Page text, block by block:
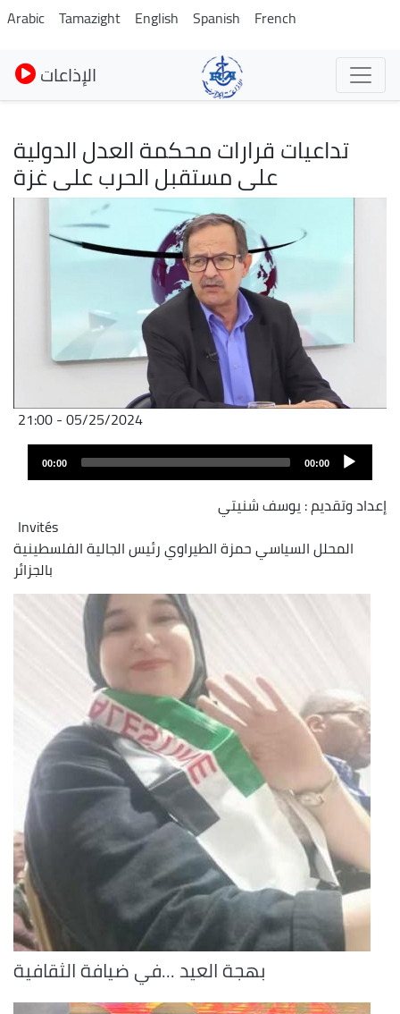
Skip
to
main
content
Arabic Tamazight English Spanish French
الإذاعات
تداعيات قرارات محكمة العدل الدولية
على مستقبل الحرب على غزة
05/25/2024 - 21:00
00:00
00:00
إعداد وتقديم : يوسف شنيتي
Invités
المحلل السياسي حمزة الطيراوي رئيس الجالية الفلسطينية
بالجزائر
بهجة العيد ...في ضيافة الثقافية